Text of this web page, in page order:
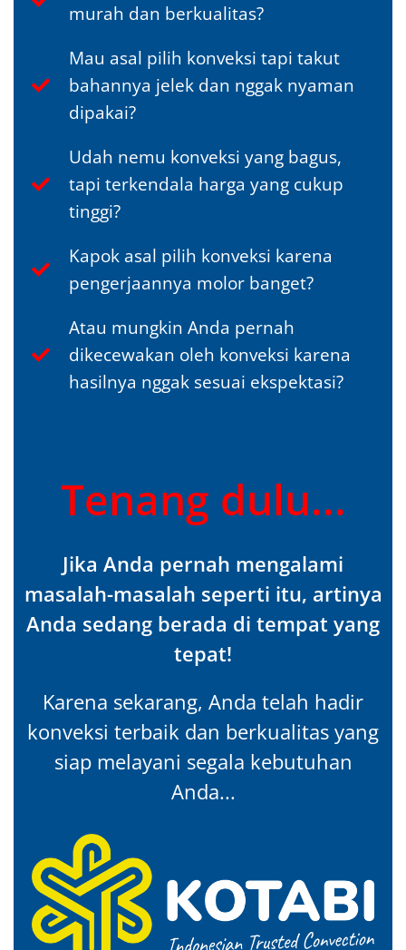
murah dan berkualitas?
Mau asal pilih konveksi tapi takut
bahannya jelek dan nggak nyaman
dipakai?
Udah nemu konveksi yang bagus,
tapi terkendala harga yang cukup
tinggi?
Kapok asal pilih konveksi karena
pengerjaannya molor banget?
Atau mungkin Anda pernah
dikecewakan oleh konveksi karena
hasilnya nggak sesuai ekspektasi?
Tenang dulu...
Jika Anda pernah mengalami
masalah-masalah seperti itu, artinya
Anda sedang berada di tempat yang
tepat!
Karena sekarang, Anda telah hadir
konveksi terbaik dan berkualitas yang
siap melayani segala kebutuhan
Anda...